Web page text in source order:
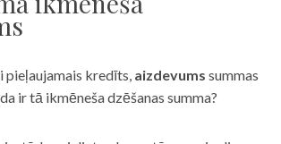
pieļaujamais kredīts, aizdevums summas
ir tā ikmēneša dzēšanas summa?